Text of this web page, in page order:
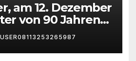
am 12. Dezember
von 90 Jahren
USER08113253265987